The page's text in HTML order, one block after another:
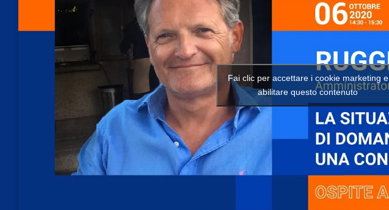
Fai clic per accettare i cookie marketing e
abilitare questo contenuto